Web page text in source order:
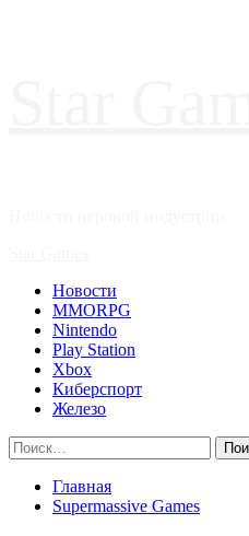
Новости
MMORPG
Nintendo
Play Station
Xbox
Киберспорт
Железо
Найти:
Главная
Supermassive Games